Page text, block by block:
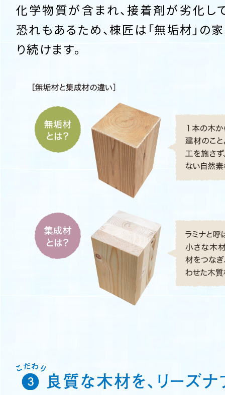
化学物質が含まれ、接着剤が劣化し
恐れもあるため、棟匠は「無垢材」の
り続けます。
良質な木材を、リーズ